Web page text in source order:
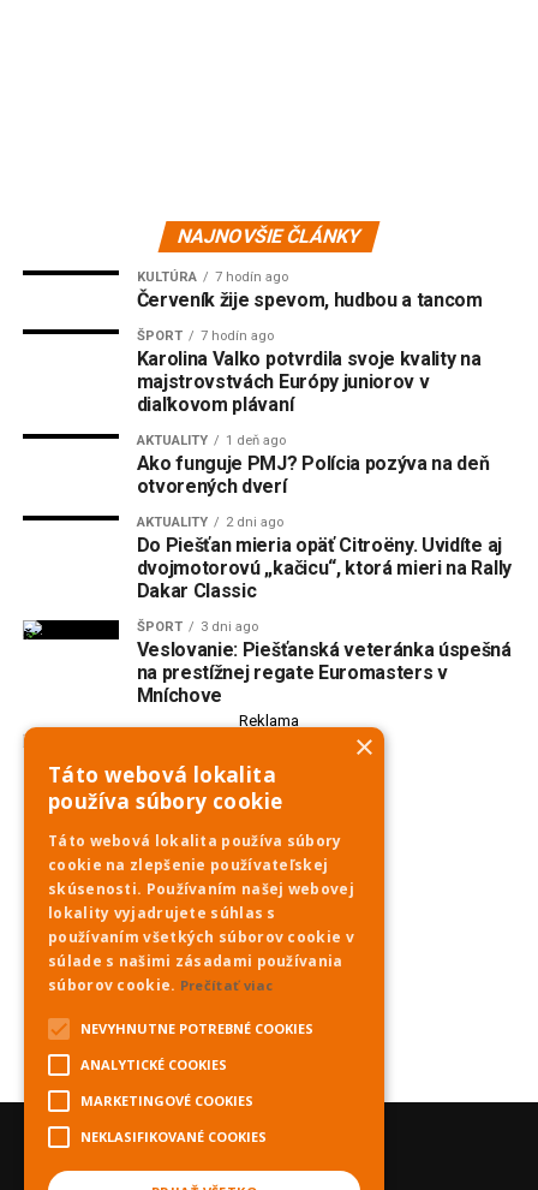
KULTÚRA 7 hodín ago
Červeník žije spevom, hudbou a tancom
ŠPORT 7 hodín ago
Karolina Valko potvrdila svoje kvality na
majstrovstvách Európy juniorov v
diaľkovom plávaní
AKTUALITY 1 deň ago
Ako funguje PMJ? Polícia pozýva na deň
otvorených dverí
AKTUALITY 2 dni ago
dvojmotorovú „kačicu“, ktorá mieri na Rally
Dakar Classic
ŠPORT 3 dni ago
Veslovanie: Piešťanská veteránka úspešná
na prestížnej regate Euromasters v
Mníchove
Reklama
×
Táto webová lokalita
používa súbory cookie
Táto webová lokalita používa súbory
cookie na zlepšenie používateľskej
skúsenosti. Používaním našej webovej
lokality vyjadrujete súhlas s
používaním všetkých súborov cookie v
súlade s našimi zásadami používania
súborov cookie. Prečítať viac
NEVYHNUTNE POTREBNÉ COOKIES
ANALYTICKÉ COOKIES
MARKETINGOVÉ COOKIES
NEKLASIFIKOVANÉ COOKIES